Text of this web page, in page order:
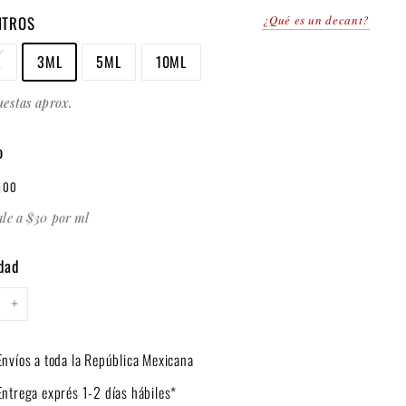
¿Qué es un decant?
3ML 5ML 10ML
aprox.
00
90.00
a $30 por ml
+
a toda la República Mexicana
exprés 1-2 días hábiles*